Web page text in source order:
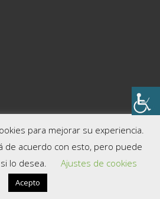
para mejorar su experiencia.
de acuerdo con esto, pero puede
lo desea.
Ajustes de cookies
Acepto